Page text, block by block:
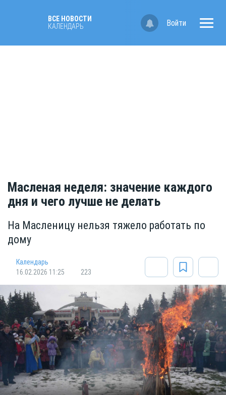
ВСЕ НОВОСТИ
КАЛЕНДАРЬ
Войти
Масленая неделя: значение каждого
дня и чего лучше не делать
На Масленицу нельзя тяжело работать по
дому
Календарь
16.02.2026 11:25
223